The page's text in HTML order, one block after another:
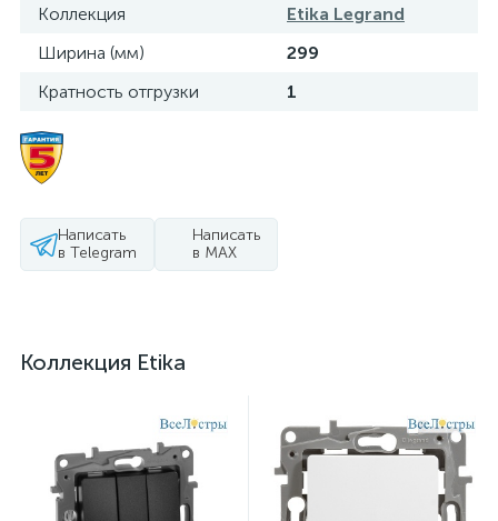
Коллекция
Etika Legrand
Ширина (мм)
299
Кратность отгрузки
1
Написать
в Telegram
Написать
в MAX
Коллекция Etika